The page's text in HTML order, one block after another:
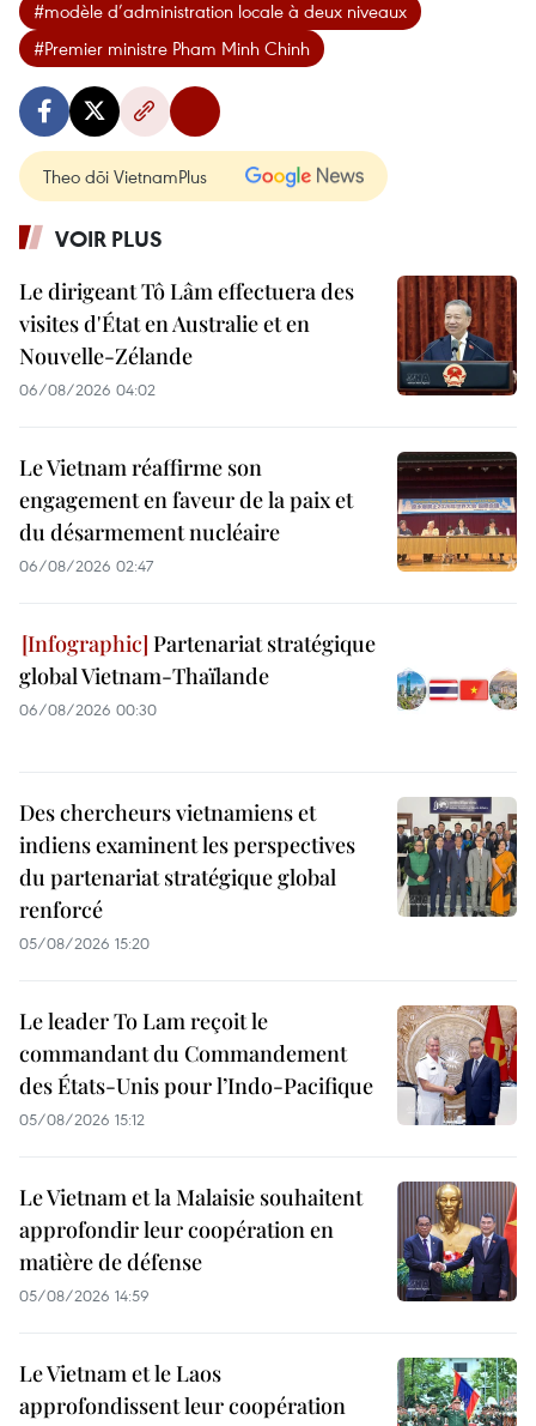
#modèle d’administration locale à deux niveaux
#Premier ministre Pham Minh Chinh
Theo dõi VietnamPlus
VOIR PLUS
Le dirigeant Tô Lâm effectuera des
visites d'État en Australie et en
Nouvelle-Zélande
06/08/2026 04:02
Le Vietnam réaffirme son
engagement en faveur de la paix et
du désarmement nucléaire
06/08/2026 02:47
Partenariat stratégique
global Vietnam-Thaïlande
06/08/2026 00:30
Des chercheurs vietnamiens et
indiens examinent les perspectives
du partenariat stratégique global
renforcé
05/08/2026 15:20
Le leader To Lam reçoit le
commandant du Commandement
des États-Unis pour l’Indo-Pacifique
05/08/2026 15:12
Le Vietnam et la Malaisie souhaitent
approfondir leur coopération en
matière de défense
05/08/2026 14:59
Le Vietnam et le Laos
approfondissent leur coopération